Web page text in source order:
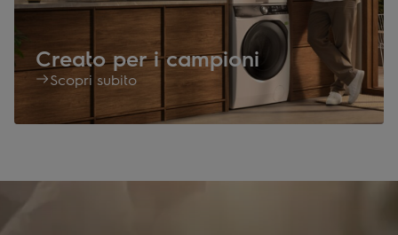
Creato per i campioni
Scopri subito